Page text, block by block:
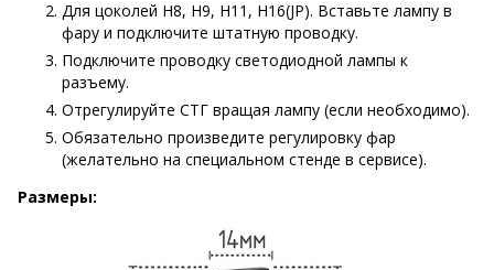
Для цоколей Н8, Н9, Н11, H16(JP). Вставьте лампу в
фару и подключите штатную проводку.
Подключите проводку светодиодной лампы к
разъему.
Отрегулируйте СТГ вращая лампу (если необходимо).
Обязательно произведите регулировку фар
(желательно на специальном стенде в сервисе).
Размеры: